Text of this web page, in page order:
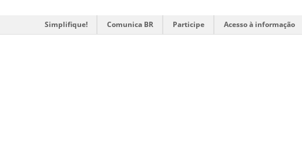
Simplifique! Comunica BR Participe Acesso à informação